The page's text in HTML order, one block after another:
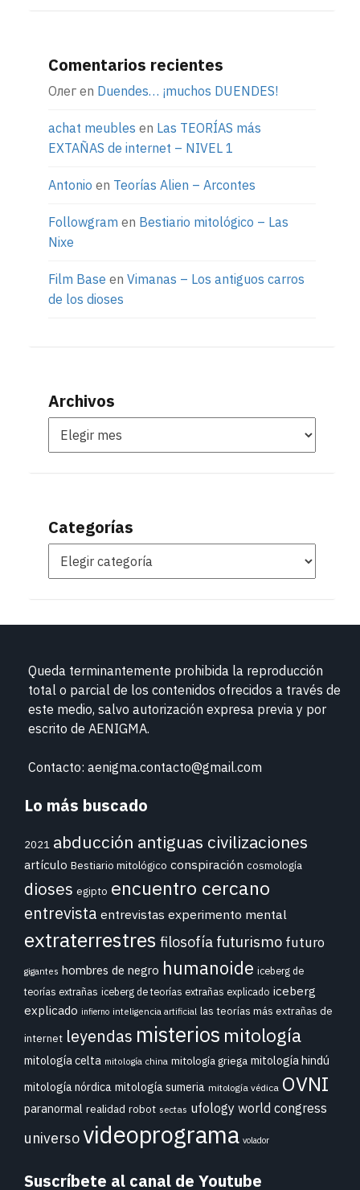
Comentarios recientes
Олег en Duendes… ¡muchos DUENDES!
achat meubles en Las TEORÍAS más
EXTAÑAS de internet – NIVEL 1
Antonio en Teorías Alien – Arcontes
Followgram en Bestiario mitológico – Las
Nixe
Film Base en Vimanas – Los antiguos carros
de los dioses
Archivos
Categorías
Queda terminantemente prohibida la reproducción
total o parcial de los contenidos ofrecidos a través de
este medio, salvo autorización expresa previa y por
escrito de AENIGMA.
Contacto: aenigma.contacto@gmail.com
Lo más buscado
2021 abducción antiguas civilizaciones
artículo Bestiario mitológico conspiración cosmología
dioses egipto encuentro cercano
entrevista entrevistas experimento mental
extraterrestres filosofía futurismo futuro
gigantes hombres de negro humanoide iceberg de
teorías extrañas iceberg de teorías extrañas explicado iceberg
explicado infierno inteligencia artificial las teorías más extrañas de
internet leyendas misterios mitología
mitología celta mitología china mitología griega mitología hindú
mitología nórdica mitología sumeria mitología védica OVNI
paranormal realidad robot sectas ufology world congress
universovideoprograma volador
Suscríbete al canal de Youtube